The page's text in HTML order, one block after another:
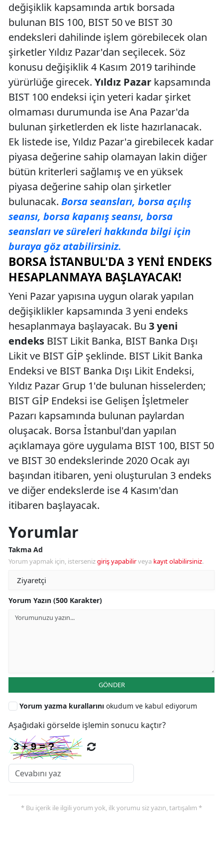
değişiklik kapsamında artık borsada
bulunan BIS 100, BIST 50 ve BIST 30
endeksleri dahilinde işlem görebilecek olan
şirketler Yıldız Pazar'dan seçilecek. Söz
konusu değişiklik 4 Kasım 2019 tarihinde
yürürlüğe girecek. Yıldız Pazar kapsamında
BIST 100 endeksi için yeteri kadar şirket
olmaması durumunda ise Ana Pazar'da
bulunan şirketlerden ek liste hazırlanacak.
Ek listede ise, Yıldız Pazar'a girebilecek kadar
piyasa değerine sahip olamayan lakin diğer
bütün kriterleri sağlamış ve en yüksek
piyasa değerine sahip olan şirketler
bulunacak. Borsa seansları, borsa açılış
seansı, borsa kapanış seansı, borsa
seansları ve süreleri hakkında bilgi için
buraya göz atabilirsiniz.
BORSA İSTANBUL'DA 3 YENI ENDEKS
HESAPLANMAYA BAŞLAYACAK!
Yeni Pazar yapısına uygun olarak yapılan
değişiklikler kapsamında 3 yeni endeks
hesaplanmaya başlayacak. Bu 3 yeni
endeks BIST Likit Banka, BIST Banka Dışı
Likit ve BIST GİP şeklinde. BIST Likit Banka
Endeksi ve BIST Banka Dışı Likit Endeksi,
Yıldız Pazar Grup 1'de bulunan hisselerden;
BIST GİP Endeksi ise Gelişen İşletmeler
Pazarı kapsamında bulunan paylardan
oluşacak. Borsa İstanbul'dan yapılan
açıklamaya göre uygulama BIST 100, BIST 50
ve BIST 30 endekslerinde 2020 Ocak ayı
başından itibaren, yeni oluşturulan 3 endeks
ve diğer endekslerde ise 4 Kasım'dan
itibaren başlayacak.
Yorumlar
Takma Ad
Yorum yapmak için, istersenizgiriş yapabilirveya kayıt olabilirsiniz.
Yorum Yazın (500 Karakter)
GÖNDER
Yorum yazma kurallarını okudum ve kabul ediyorum
Aşağıdaki görselde işlemin sonucu kaçtır?
* Bu içerik ile ilgili yorum yok, ilk yorumu siz yazın, tartışalım *